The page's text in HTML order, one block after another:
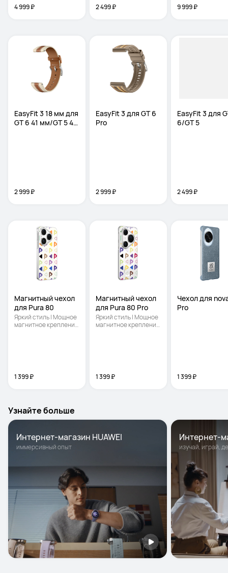
4 999 ₽ 2 499 ₽ 9 999 ₽
EasyFit 3 18 мм для
GT 6 41 мм/GT 5 42
2 999 ₽
EasyFit 3 для GT 6
Pro
2 999 ₽
EasyFit 3 для
6/GT 5
2 499 ₽
Магнитный чехол
для Pura 80
Яркий стиль | Мощное
магнитное крепление
1 399 ₽
Магнитный чехол
для Pura 80 Pro
Яркий стиль | Мощное
магнитное крепление
1 399 ₽
Чехол для
Pro
1 399 ₽
Узнайте больше
Интернет-магазин HUAWEI
иммерсивный опыт
Интернет-
изучай, играй,